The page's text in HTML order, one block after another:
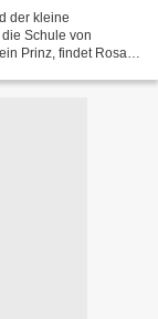
der kleine
Schule von
Prinz, findet Rosa.